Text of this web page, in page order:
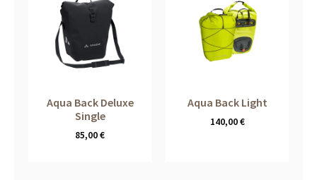
Aqua Back Deluxe
Single
85,00€
Aqua Back Light
140,00€